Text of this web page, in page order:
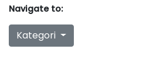
Navigate to:
Kategori